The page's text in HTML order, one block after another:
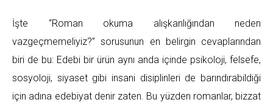
İşte “Roman okuma alışkanlığından neden
vazgeçmemeliyiz?” sorusunun en belirgin cevaplarından
biri de bu: Edebi bir ürün aynı anda içinde psikoloji, felsefe,
sosyoloji, siyaset gibi insani disiplinleri de barındırabildiği
için adına edebiyat denir zaten. Bu yüzden romanlar, bizzat